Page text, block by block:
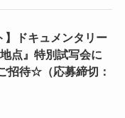
】ドキュメンタリー
点』特別試写会に
招待☆（応募締切：